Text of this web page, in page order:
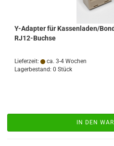
Y-Adapter für Kassenladen/
RJ12-Buchse
Lieferzeit:
ca. 3-4 Wochen
Lagerbestand: 0 Stück
IN DEN